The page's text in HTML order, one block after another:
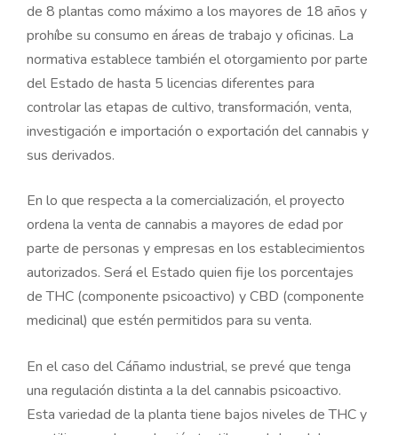
de 8 plantas como máximo a los mayores de 18 años y
prohíbe su consumo en áreas de trabajo y oficinas. La
normativa establece también el otorgamiento por parte
del Estado de hasta 5 licencias diferentes para
controlar las etapas de cultivo, transformación, venta,
investigación e importación o exportación del cannabis y
sus derivados.
En lo que respecta a la comercialización, el proyecto
ordena la venta de cannabis a mayores de edad por
parte de personas y empresas en los establecimientos
autorizados. Será el Estado quien fije los porcentajes
de THC (componente psicoactivo) y CBD (componente
medicinal) que estén permitidos para su venta.
En el caso del Cáñamo industrial, se prevé que tenga
una regulación distinta a la del cannabis psicoactivo.
Esta variedad de la planta tiene bajos niveles de THC y